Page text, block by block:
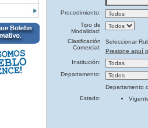
Procedimiento:
Tipo de
Modalidad:
Clasificación
Comercial:
Seleccionar
Presione aquí
Institución:
Departamento:
Departamento
Estado: